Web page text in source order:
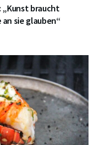
braucht
sie glauben“